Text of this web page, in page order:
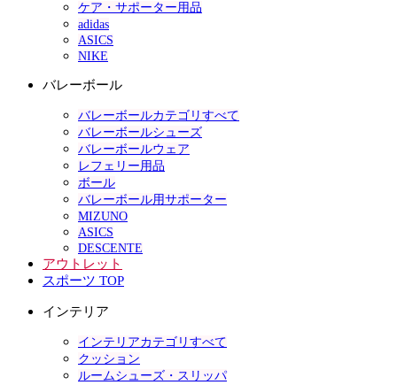
ケア・サポーター用品
adidas
ASICS
NIKE
バレーボール
バレーボールカテゴリすべて
バレーボールシューズ
バレーボールウェア
レフェリー用品
ボール
バレーボール用サポーター
MIZUNO
ASICS
DESCENTE
アウトレット
スポーツ TOP
インテリア
インテリアカテゴリすべて
クッション
ルームシューズ・スリッパ